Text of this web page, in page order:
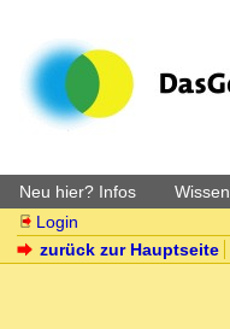
Neu hier? Infos Wissen
Login
zurück zur Hauptseite